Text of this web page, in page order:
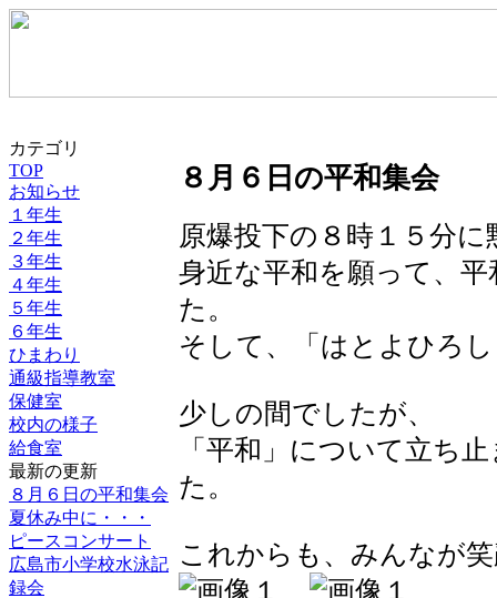
カテゴリ
TOP
お知らせ
１年生
２年生
３年生
４年生
５年生
６年生
ひまわり
通級指導教室
保健室
校内の様子
給食室
最新の更新
８月６日の平和集会
夏休み中に・・・
ピースコンサート
広島市小学校水泳記
録会
８月６日の平和集会
原爆投下の８時１５分
身近な平和を願って、
た。
そして、「はとよひろ
少しの間でしたが、
「平和」について立ち
た。
これからも、みんなが